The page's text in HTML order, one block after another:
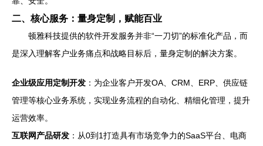
二、核心服务：量身定制，赋能百业
顿雅科技提供的软件开发服务并非“一刀切”的标准化产品，而
是深入理解客户业务痛点和战略目标后，量身定制的解决方案。
企业级应用定制开发 ：为企业客户开发OA、CRM、ERP、供应链
管理等核心业务系统，实现业务流程的自动化、精细化管理，提升
运营效率。
互联网产品研发 ：从0到1打造具有市场竞争力的SaaS平台、电商